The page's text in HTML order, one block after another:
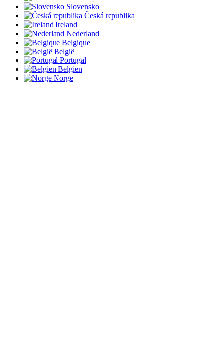
Slovensko
Česká republika
Ireland
Nederland
Belgique
België
Portugal
Belgien
Norge